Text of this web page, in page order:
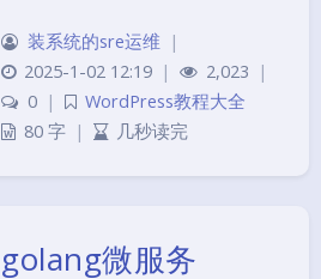
装系统的sre运维
|
2025-1-02 12:19 | 2,023
|
0 |
WordPress教程大全
80 字 | 几秒读完
golang微服务